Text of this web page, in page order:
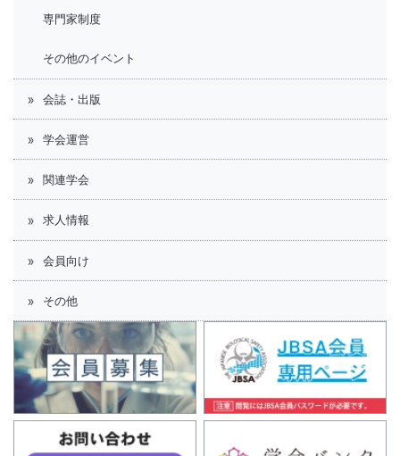
専門家制度
その他のイベント
会誌・出版
学会運営
関連学会
求人情報
会員向け
その他